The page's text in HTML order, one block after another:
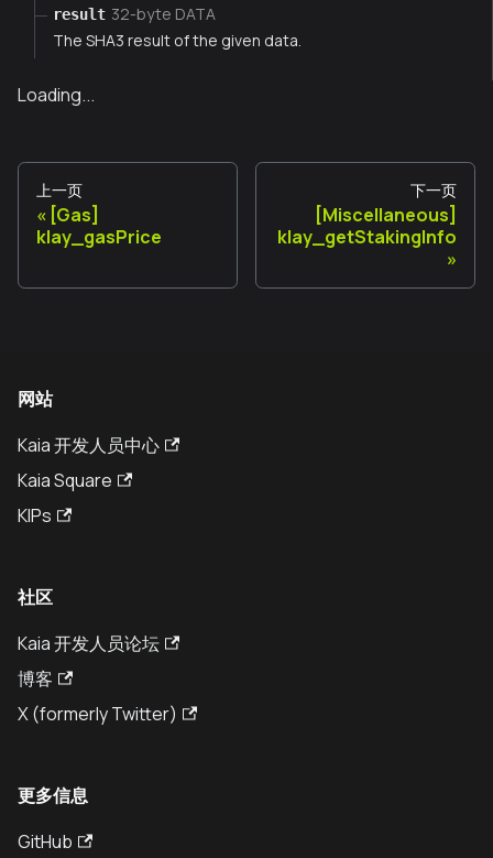
result 32-byte DATA
The SHA3 result of the given data.
Loading...
上一页
[Gas]
klay_gasPrice
下一页
[Miscellaneous]
klay_getStakingInfo
网站
Kaia 开发人员中心
Kaia Square
KIPs
社区
Kaia 开发人员论坛
博客
X (formerly Twitter)
更多信息
GitHub